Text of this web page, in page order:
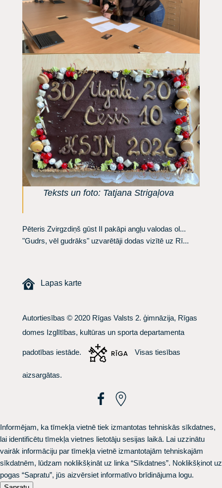
Teksts un foto: Tatjana Strigaļova
Pēteris Zvirgzdiņš gūst II pakāpi angļu valodas ol...
"Gudrs, vēl gudrāks" uzvarētāji dodas vizītē uz Rī...
Lapas karte
Autortiesības © 2020 Rīgas Valsts 2. ģimnāzija, Rīgas
domes Izglītības, kultūras un sporta departamenta
padotības iestāde. Visas tiesības
aizsargātas.
Informējam, ka tīmekļa vietnē tiek izmantotas tehniskās sīkdatnes,
lai identificētu tīmekļa vietnes lietotāju sesijas laikā. Lai uzzinātu
vairāk informāciju par tīmekļa vietnē izmantotajām tehniskajām
sīkdatnēm, lūdzam noklikšķināt uz linka “Sīkdatnes”. Noklikšķinot uz
pogas “Sapratu”, jūs aizvērsiet informatīvo brīdinājuma logu.